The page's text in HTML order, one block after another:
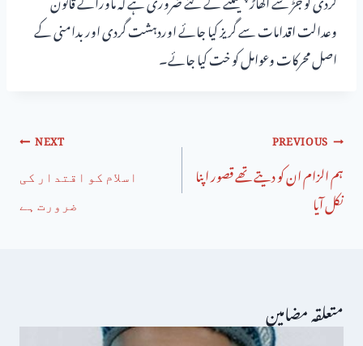
وعدالت اقدامات سے گریز کیا جائے اوردہشت گردی اور بدامنی کے
اصل محرکات وعوامل کو خت کیا جائے۔
PREVIOUS
ہم الزام ان کو دیتے تھے قصور اپنا
نکل آیا
NEXT
ﺍﺳﻼﻡ ﮐﻮ ﺍﻗﺘﺪﺍﺭ ﮐﯽ
ﺿﺮﻭﺭﺕ ﮨﮯ
متعلقہ مضامین